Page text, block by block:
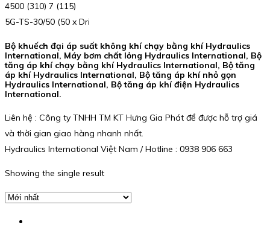
4500 (310) 7 (115)
5G-TS-30/50 (50 x Dri
Bộ khuếch đại áp suất không khí chạy bằng khí Hydraulics
International, Máy bơm chất lỏng Hydraulics International, Bộ
tăng áp khí chạy bằng khí Hydraulics International, Bộ tăng
áp khí Hydraulics International, Bộ tăng áp khí nhỏ gọn
Hydraulics International, Bộ tăng áp khí điện Hydraulics
International.
Liên hệ : Công ty TNHH TM KT Hưng Gia Phát để được hỗ trợ giá
và thời gian giao hàng nhanh nhất.
Hydraulics International Việt Nam / Hotline : 0938 906 663
Showing the single result